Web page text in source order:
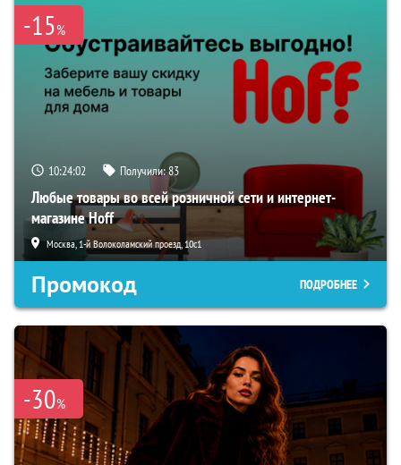
-15%
10:24:01 Получили:83
Любые товары во всей розничной сети и интернет-
магазине Hoff
Москва, 1-й Волоколамский проезд, 10с1
Промокод ПОДРОБНЕЕ
-30%